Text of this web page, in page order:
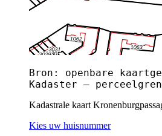
Bron: openbare
Kadaster —
Kadastrale kaart
Kies uw huisnummer